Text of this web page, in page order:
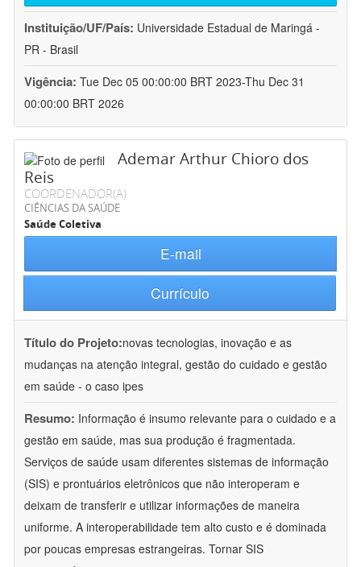
Instituição/UF/País: Universidade Estadual de Maringá -
PR - Brasil
Vigência: Tue Dec 05 00:00:00 BRT 2023-Thu Dec 31
00:00:00 BRT 2026
Ademar Arthur Chioro dos
Reis
COORDENADOR(A)
CIÊNCIAS DA SAÚDE
Saúde Coletiva
E-mail
Currículo
Título do Projeto:novas tecnologias, inovação e as
mudanças na atenção integral, gestão do cuidado e gestão
em saúde - o caso ipes
Resumo: Informação é insumo relevante para o cuidado e a
gestão em saúde, mas sua produção é fragmentada.
Serviços de saúde usam diferentes sistemas de informação
(SIS) e prontuários eletrônicos que não interoperam e
deixam de transferir e utilizar informações de maneira
uniforme. A interoperabilidade tem alto custo e é dominada
por poucas empresas estrangeiras. Tornar SIS